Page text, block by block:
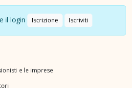
il login Iscrizione Iscriviti
e le imprese